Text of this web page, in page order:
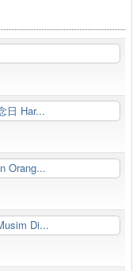
日 Har...
Orang...
Di...